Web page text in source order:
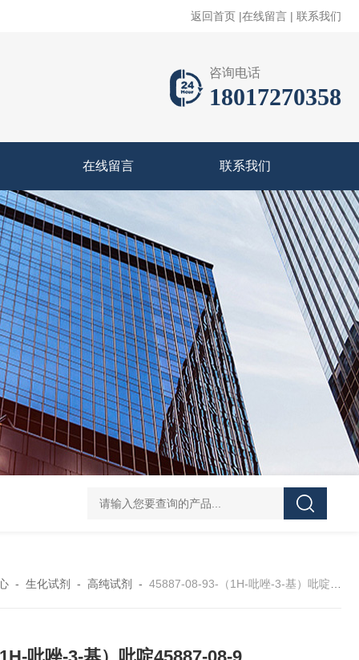
返回首页 |在线留言 | 联系我们
咨询电话
18017270358
在线留言 联系我们
81-08-32-磺基苯甲酸酐 4441-12-7三(4-吗啉基)氧化膦
- 生化试剂 - 高纯试剂 - 45887-08-93-（1H-吡唑-3-基）吡啶45887-08-9